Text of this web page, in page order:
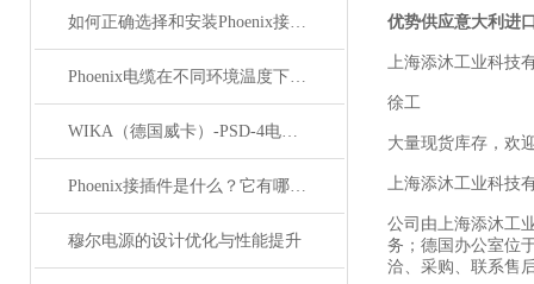
如何正确选择和安装Phoenix接插件以确保其性能？
Phoenix电缆在不同环境温度下的性能表现如何？
WIKA（德国威卡）-PSD-4电子压力开关
Phoenix接插件是什么？它有哪些应用？
穆尔电源的设计优化与性能提升
优势供应意大利进
上海添沐工业科技
徐工
大量现货库存，欢
上海添沐工业科技
公司由上海添沐工
务；德国办公室位
洽、采购、联系售